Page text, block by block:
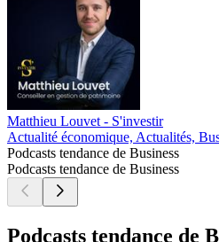
Matthieu Louvet - S'investir
Actualité économique, Actualités,
Podcasts tendance de Business
Podcasts tendance de Business
Podcasts tendance de